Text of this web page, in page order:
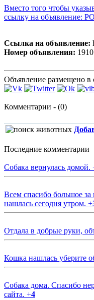
Вместо того чтобы
ссылку на объявление:
Ссылка на объявление:
Номер объявления:
Объявление размещено в
Комментарии - (0)
Последние комментарии
Собака вернулась домой.
Всем спасибо большое
нашлась сегодня утром. +
Отдала в добрые руки,
Кошка нашлась уберите
Собака дома. Спасибо
сайта. +4